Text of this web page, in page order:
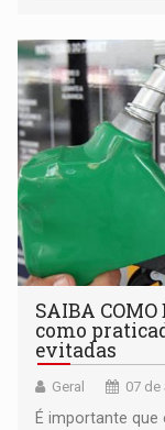
SAIBA
como
evitadas
Geral 07 de
É importante